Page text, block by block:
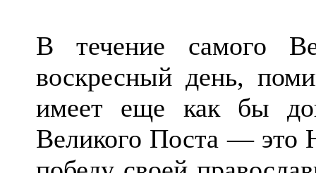
В течение самого
воскресный день,
имеет еще как бы
Великого Поста — это